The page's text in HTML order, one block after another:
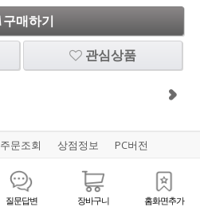
구매하기
관심상품
주문조회 상점정보 PC버전
질문답변 장바구니 홈화면추가